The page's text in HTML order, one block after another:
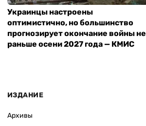
Украинцы настроены
оптимистично, но большинство
прогнозирует окончание войны не
раньше осени 2027 года — КМИС
ИЗДАНИЕ
Архивы